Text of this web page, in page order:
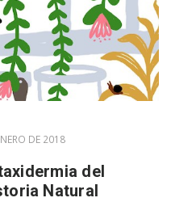
DE 2018
del
Natural